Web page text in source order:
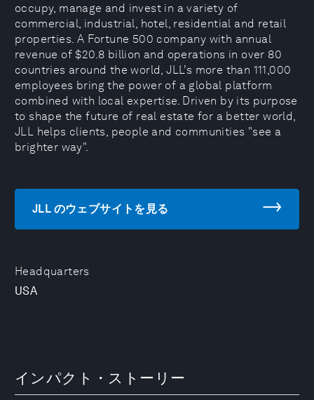
Headquarters
USA
occupy, manage and invest in a variety of
commercial, industrial, hotel, residential and retail
properties. A Fortune 500 company with annual
revenue of $20.8 billion and operations in over 80
countries around the world, JLL’s more than 111,000
employees bring the power of a global platform
combined with local expertise. Driven by its purpose
to shape the future of real estate for a better world,
JLL helps clients, people and communities "see a
brighter way".
JLL のウェブサイトを見る
インパクト・ストーリー